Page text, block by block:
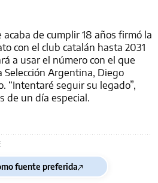
de cumplir 18 años firmó la
con el club catalán hasta 2031
a usar el número con el que
Argentina, Diego
“Intentaré seguir su legado”,
de un día especial.
fuente preferida